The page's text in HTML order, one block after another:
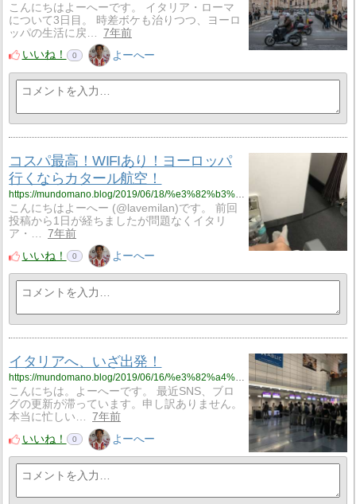
こんにちはよーへーです。 イタリア・ローマ
について3日目。 時差ボケも治りつつ、ヨーロ
ッパの生活に戻…
7年前
いいね！
0 よーへー
コスパ最高！WIFIあり！ヨーロッパ
行くならカタール航空！
こんにちはよーへー (@lavemilan)です。 前回
投稿から1日が経ちましたが問題なくイタリ
ア・…
7年前
いいね！
0 よーへー
イタリアへ、いざ出発！
こんにちは。よーへーです。 最近SNS、ブロ
グの更新が滞っています。申し訳ありません。
本当に忙しい…
7年前
いいね！
0 よーへー